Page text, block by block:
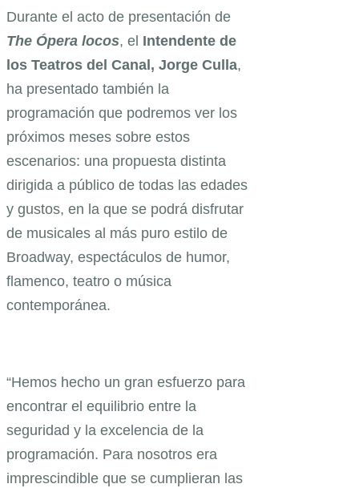
Durante el acto de presentación de
The Ópera locos, el Intendente de
los Teatros del Canal, Jorge Culla,
ha presentado también la
programación que podremos ver los
próximos meses sobre estos
escenarios: una propuesta distinta
dirigida a público de todas las edades
y gustos, en la que se podrá disfrutar
de musicales al más puro estilo de
Broadway, espectáculos de humor,
flamenco, teatro o música
contemporánea.
“Hemos hecho un gran esfuerzo para
encontrar el equilibrio entre la
seguridad y la excelencia de la
programación. Para nosotros era
imprescindible que se cumplieran las